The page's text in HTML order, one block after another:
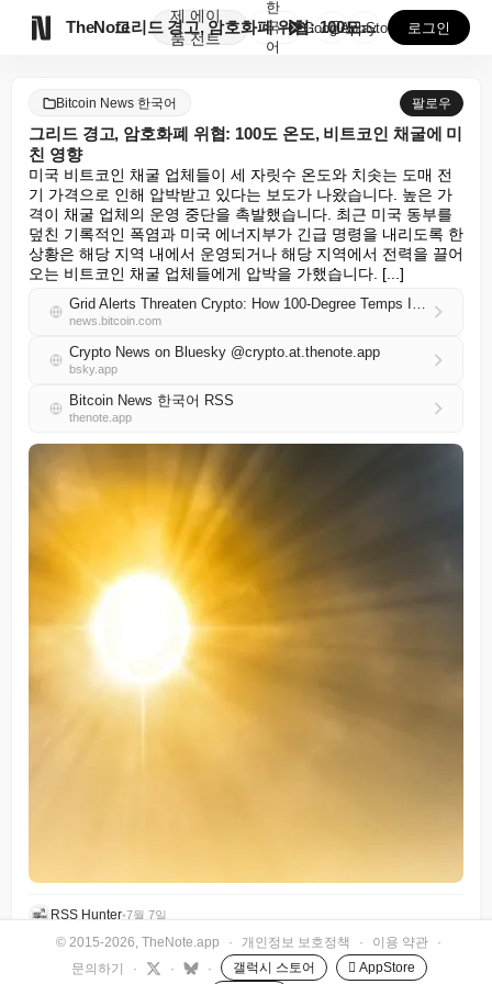
TheNote
제
품
에이
전트
그리드 경고, 암호화폐 위협: 100도 온도, 비트코인...
한
국
어
GooglePlay
AppStore 로그인
Bitcoin News 한국어 팔로우
그리드 경고, 암호화폐 위협: 100도 온도, 비트코인 채굴에 미
친 영향
미국 비트코인 채굴 업체들이 세 자릿수 온도와 치솟는 도매 전
기 가격으로 인해 압박받고 있다는 보도가 나왔습니다. 높은 가
격이 채굴 업체의 운영 중단을 촉발했습니다. 최근 미국 동부를
덮친 기록적인 폭염과 미국 에너지부가 긴급 명령을 내리도록 한
상황은 해당 지역 내에서 운영되거나 해당 지역에서 전력을 끌어
오는 비트코인 채굴 업체들에게 압박을 가했습니다. [...]
Grid Alerts Threaten Crypto: How 100-Degree Temps Impacted Bitcoin Mining
news.bitcoin.com
Crypto News on Bluesky @crypto.at.thenote.app
bsky.app
Bitcoin News 한국어 RSS
thenote.app
RSS Hunter•7월 7일
© 2015-2026, TheNote.app · 개인정보 보호정책 · 이용 약관
·
문의하기
· · · 갤럭시 스토어  AppStore